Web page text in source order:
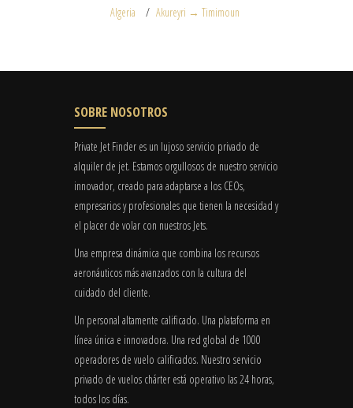
Algeria
Akureyri → Timimoun
SOBRE NOSOTROS
Private Jet Finder es un lujoso servicio privado de
alquiler de jet. Estamos orgullosos de nuestro servicio
innovador, creado para adaptarse a los CEOs,
empresarios y profesionales que tienen la necesidad y
el placer de volar con nuestros Jets.
Una empresa dinámica que combina los recursos
aeronáuticos más avanzados con la cultura del
cuidado del cliente.
Un personal altamente calificado. Una plataforma en
línea única e innovadora. Una red global de 1000
operadores de vuelo calificados. Nuestro servicio
privado de vuelos chárter está operativo las 24 horas,
todos los días.